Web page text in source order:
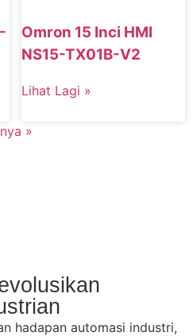
Omron 15 Inci HMI
NS15-TX01B-V2
Lihat Lagi »
»
hadapan automasi industri,